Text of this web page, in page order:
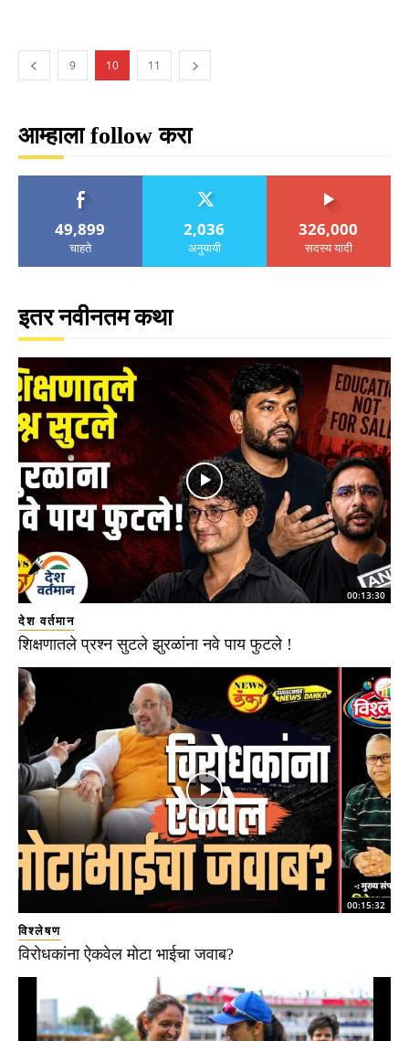
9 10 11
आम्हाला follow करा
49,899
चाहते
2,036
अनुयायी
326,000
सदस्य यादी
इतर नवीनतम कथा
00:13:30
देश वर्तमान
शिक्षणातले प्रश्न सुटले झुरळांना नवे पाय फुटले !
00:15:32
विश्लेषण
विरोधकांना ऐकवेल मोटा भाईचा जवाब?